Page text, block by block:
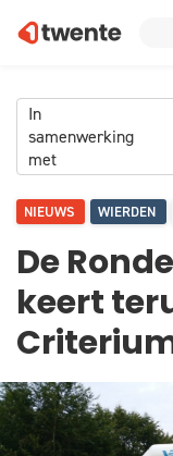
In
samenwerking
met
NIEUWS WIERDEN
De
keert